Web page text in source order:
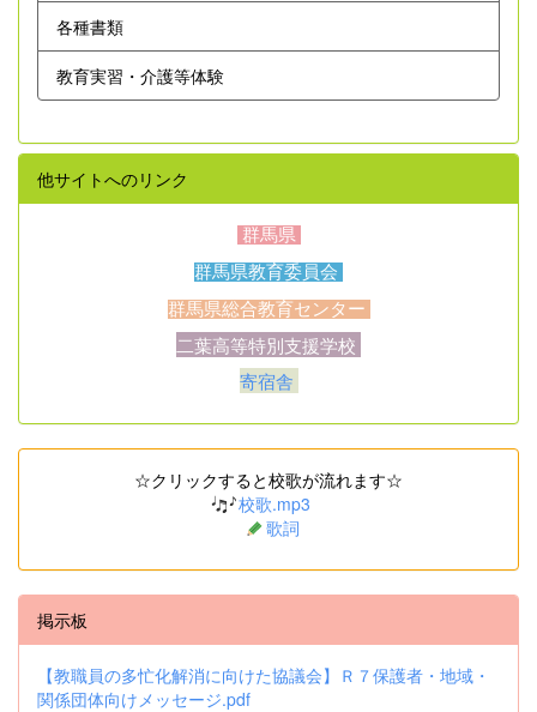
各種書類
教育実習・介護等体験
他サイトへのリンク
群馬県
群馬県教育委員会
群馬県総合教育センター
二葉高等特別支援学校
寄宿舎
☆クリックすると校歌が流れます☆
校歌.mp3
歌詞
掲示板
【教職員の多忙化解消に向けた協議会】Ｒ７保護者・地域・
関係団体向けメッセージ.pdf